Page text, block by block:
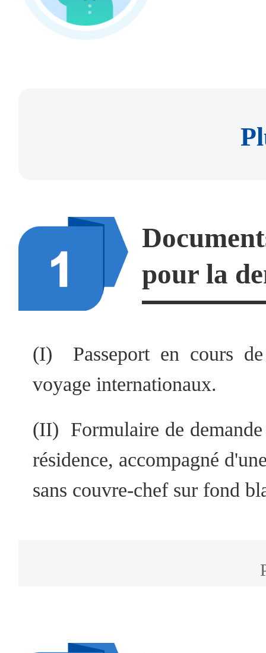
pour la
(I) Passeport en cours
voyage internationaux.
(II) Formulaire de
résidence, accompagné
sans couvre-chef sur fond
(IV) Pour les demandeurs
un an, ils doivent